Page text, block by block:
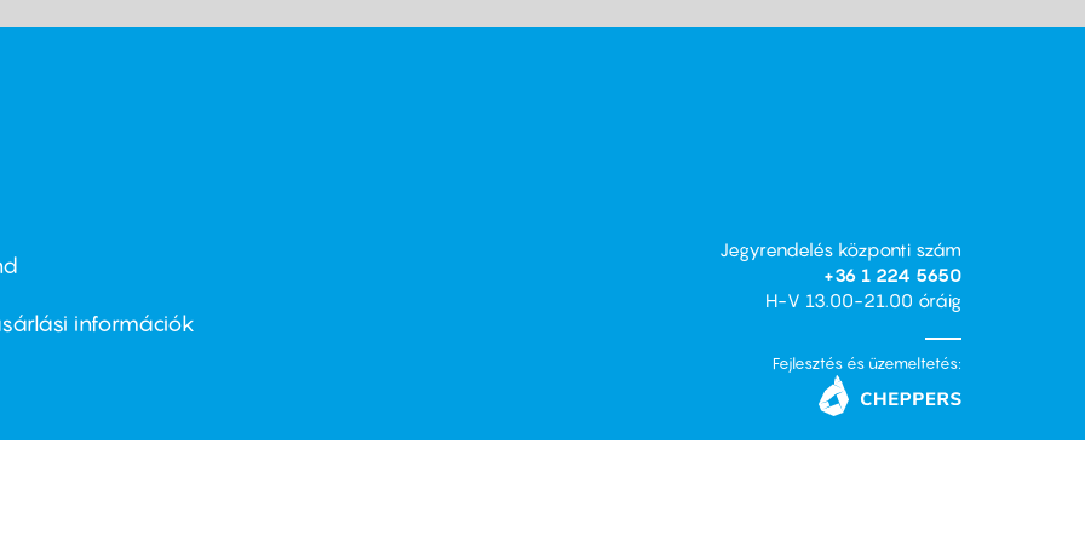
információk
Jegyrendelés központi szám
+36 1 224 5650
H-V 13.00-21.00 óráig
Fejlesztés és üzemeltetés: